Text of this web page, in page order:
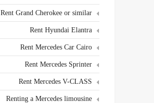
Rent Grand Cherokee or similar
Rent Hyundai Elantra
Rent Mercedes Car Cairo
Rent Mercedes Sprinter
Rent Mercedes V-CLASS
Renting a Mercedes limousine